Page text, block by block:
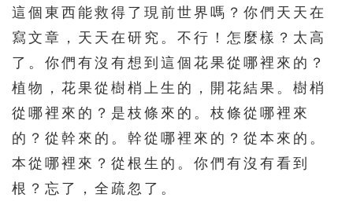
這個東西能救得了現前世界嗎？你們天天在
寫文章，天天在研究。不行！怎麼樣？太高
了。你們有沒有想到這個花果從哪裡來的？
植物，花果從樹梢上生的，開花結果。樹梢
從哪裡來的？是枝條來的。枝條從哪裡來
的？從幹來的。幹從哪裡來的？從本來的。
本從哪裡來？從根生的。你們有沒有看到
根？忘了，全疏忽了。